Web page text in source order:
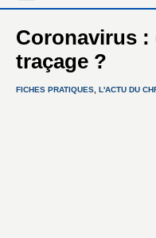
Coronavirus :
traçage ?
FICHES PRATIQUES L'ACTU DU